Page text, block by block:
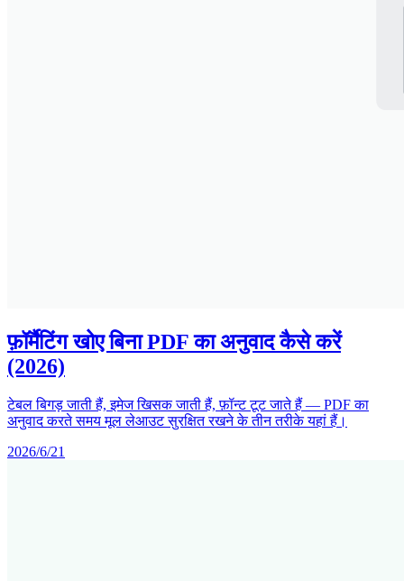
फ़ॉर्मैटिंग खोए बिना PDF का अनुवाद कैसे करें
(2026)
टेबल बिगड़ जाती हैं, इमेज खिसक जाती हैं, फ़ॉन्ट टूट जाते हैं — PDF का
अनुवाद करते समय मूल लेआउट सुरक्षित रखने के तीन तरीके यहां हैं।
2026/6/21